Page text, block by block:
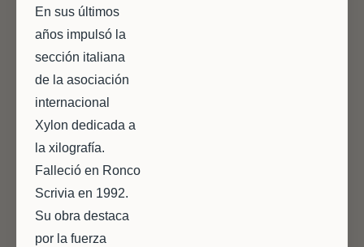
En sus últimos
años impulsó la
sección italiana
de la asociación
internacional
Xylon dedicada a
la xilografía.
Falleció en Ronco
Scrivia en 1992.
Su obra destaca
por la fuerza